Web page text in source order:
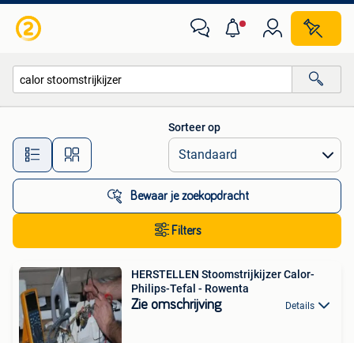
Alle afstanden…
Sorteer op
Bewaar je zoekopdracht
Filters
HERSTELLEN Stoomstrijkijzer Calor-
Philips-Tefal - Rowenta
Zie omschrijving Details